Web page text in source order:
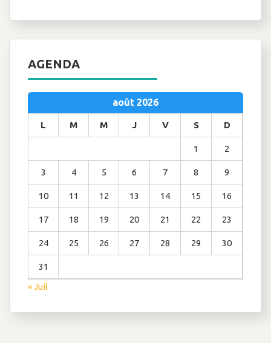
AGENDA
août 2026
L M M J V S D
1 2
3 4 5 6 7 8 9
10 11 12 13 14 15 16
17 18 19 20 21 22 23
24 25 26 27 28 29 30
31
« Juil